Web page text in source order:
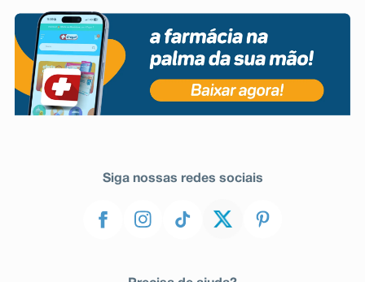
Siga nossas redes sociais